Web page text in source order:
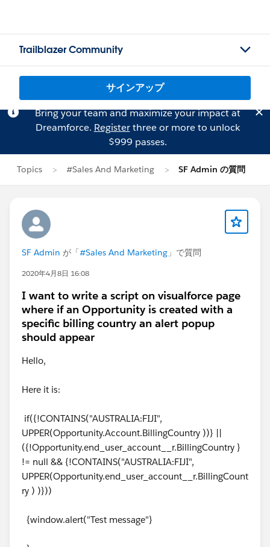
Trailblazer Community
サインアップ
Bring your team and maximize your impact at
Dreamforce. Registerthree or more to unlock
$999 passes.
Topics #Sales And Marketing SF Admin の質問
SF Admin が「#Sales And Marketing 」で質問
2020年4月8日 16:08
I want to write a script on visualforce page
where if an Opportunity is created with a
specific billing country an alert popup
should appear
Hello,
Here it is:
if({!CONTAINS("AUSTRALIA:FIJI",
UPPER(Opportunity.Account.BillingCountry ))} ||
({!Opportunity.end_user_account__r.BillingCountry }
!= null && {!CONTAINS("AUSTRALIA:FIJI",
UPPER(Opportunity.end_user_account__r.BillingCount
ry ) )}))
{window.alert("Test message"}